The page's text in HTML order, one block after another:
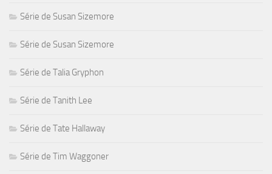
Série de Susan Sizemore
Série de Susan Sizemore
Série de Talia Gryphon
Série de Tanith Lee
Série de Tate Hallaway
Série de Tim Waggoner